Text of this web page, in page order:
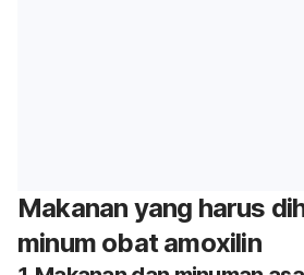
Makanan yang harus
minum obat amoxilin